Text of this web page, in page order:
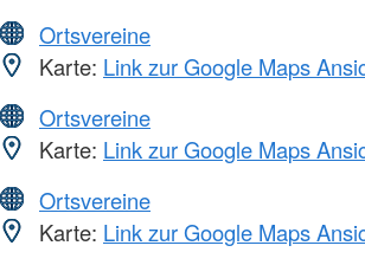
Ortsvereine
Karte: Link zur Google Maps
Ortsvereine
Karte: Link zur Google Maps
Ortsvereine
Karte: Link zur Google Maps